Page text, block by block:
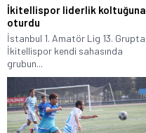
İkitellispor liderlik koltuğuna
oturdu
İstanbul 1. Amatör Lig 13. Grupta
İkitellispor kendi sahasında
grubun...